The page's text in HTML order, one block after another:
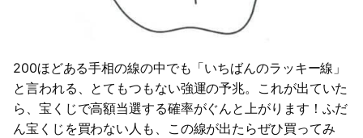
200ほどある手相の線の中でも「いちばんのラッキー線」
と言われる、とてもつもない強運の予兆。これが出ていた
ら、宝くじで高額当選する確率がぐんと上がります！ふだ
ん宝くじを買わない人も、この線が出たらぜひ買ってみ